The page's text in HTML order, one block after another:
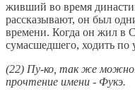
живший во время
рассказывают, он был
времени. Когда он жил в
сумасшедшего, ходить по
(22) Пу-ко, так же можно
прочтение имени - Фукэ.